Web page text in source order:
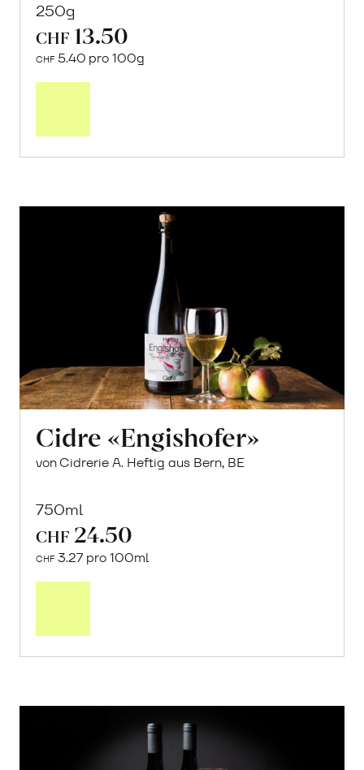
250g
CHF 13.50
CHF 5.40 pro 100g
Cidre «Engishofer»
von Cidrerie A. Heftig aus Bern, BE
750ml
CHF 24.50
CHF 3.27 pro 100ml